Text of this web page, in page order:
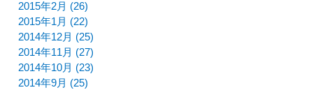
2015年2月 (26)
2015年1月 (22)
2014年12月 (25)
2014年11月 (27)
2014年10月 (23)
2014年9月 (25)